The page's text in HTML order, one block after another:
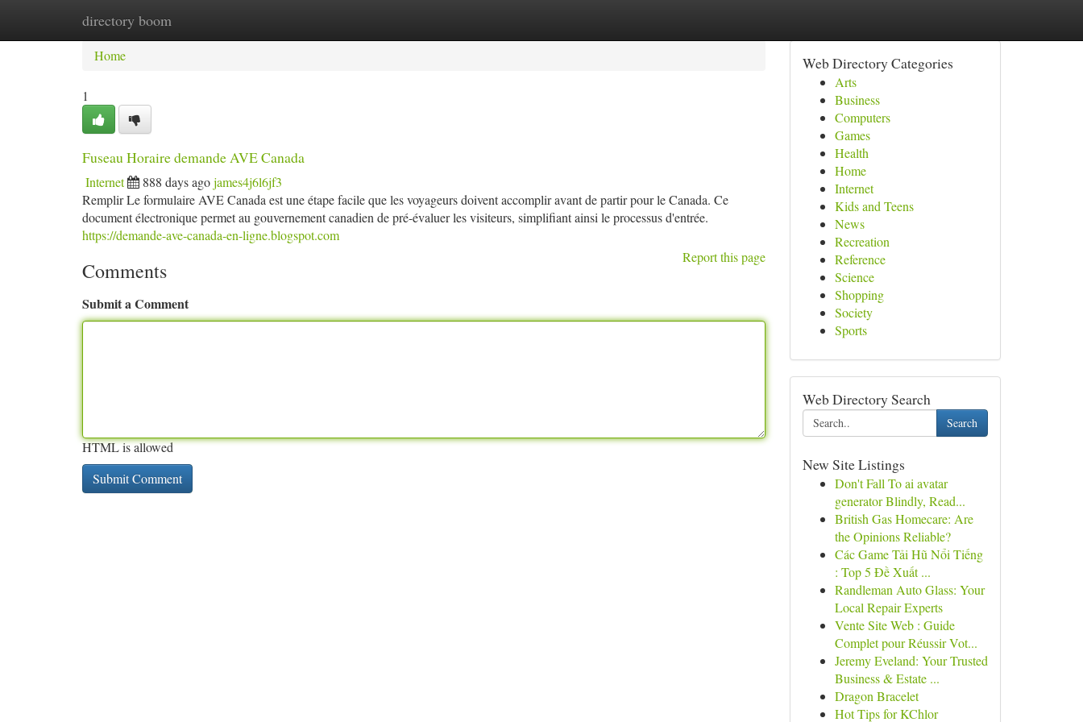
directory boom
Home New Site Listings
Home
1
Fuseau Horaire demande AVE Canada
Internet 888 days agojames4j6l6jf3
Remplir Le formulaire AVE Canada est une étape facile que les voyageurs doivent accomplir avant de partir pour le Canada. Ce
document électronique permet au gouvernement canadien de pré-évaluer les visiteurs, simplifiant ainsi le processus d'entrée.
https://demande-ave-canada-en-ligne.blogspot.com
Report this page
Comments
Submit a Comment
HTML is allowed
Web Directory Categories
Arts
Business
Computers
Games
Health
Home
Internet
Kids and Teens
News
Recreation
Reference
Science
Shopping
Society
Sports
Web Directory Search
Search
New Site Listings
Don't Fall To ai avatar
generator Blindly, Read...
British Gas Homecare: Are
the Opinions Reliable?
Các Game Tải Hũ Nổi Tiếng
: Top 5 Đề Xuất ...
Randleman Auto Glass: Your
Local Repair Experts
Vente Site Web : Guide
Complet pour Réussir Vot...
Jeremy Eveland: Your Trusted
Business & Estate ...
Dragon Bracelet
Hot Tips for KChlor